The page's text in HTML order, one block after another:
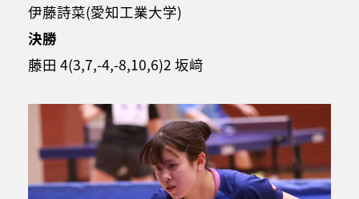
伊藤詩菜(愛知工業大学)
決勝
藤田 4(3,7,-4,-8,10,6)2 坂﨑